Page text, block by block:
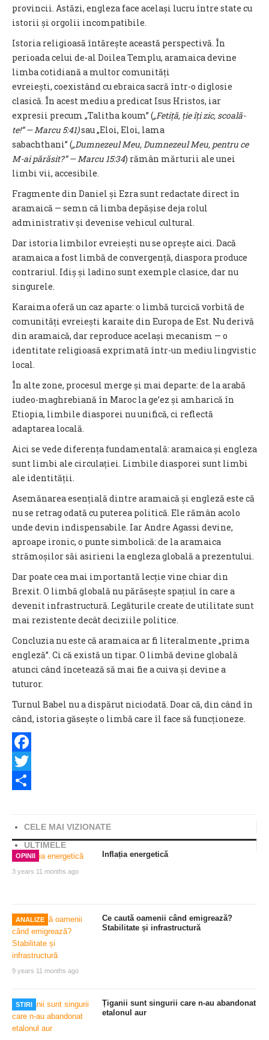
provincii. Astăzi, engleza face același lucru între state cu
istorii și orgolii incompatibile.
Istoria religioasă întărește această perspectivă. În
perioada celui de-al Doilea Templu, aramaica devine
limba cotidiană a multor comunități
evreiești, coexistând cu ebraica sacră într-o diglosie
clasică. În acest mediu a predicat Isus Hristos, iar
expresii precum „Talitha koum” („Fetiță, ție îți zic, scoală-
te!” — Marcu 5:41)sau „Eloi, Eloi, lama
sabachthani” („Dumnezeul Meu, Dumnezeul Meu, pentru ce
M-ai părăsit?” — Marcu 15:34) rămân mărturii ale unei
limbi vii, accesibile.
Fragmente din Daniel și Ezra sunt redactate direct în
aramaică — semn că limba depășise deja rolul
administrativ și devenise vehicul cultural.
Dar istoria limbilor evreiești nu se oprește aici. Dacă
aramaica a fost limbă de convergență, diaspora produce
contrariul. Idiș și ladino sunt exemple clasice, dar nu
singurele.
Karaima oferă un caz aparte: o limbă turcică vorbită de
comunități evreiești karaite din Europa de Est. Nu derivă
din aramaică, dar reproduce același mecanism — o
identitate religioasă exprimată într-un mediu lingvistic
local.
În alte zone, procesul merge și mai departe: de la arabă
iudeo-maghrebiană în Maroc la ge’ez și amharică în
Etiopia, limbile diasporei nu unifică, ci reflectă
adaptarea locală.
Aici se vede diferența fundamentală: aramaica și engleza
sunt limbi ale circulației. Limbile diasporei sunt limbi
ale identității.
Asemănarea esențială dintre aramaică și engleză este că
nu se retrag odată cu puterea politică. Ele rămân acolo
unde devin indispensabile. Iar Andre Agassi devine,
aproape ironic, o punte simbolică: de la aramaica
strămoșilor săi asirieni la engleza globală a prezentului.
Dar poate cea mai importantă lecție vine chiar din
Brexit. O limbă globală nu părăsește spațiul în care a
devenit infrastructură. Legăturile create de utilitate sunt
mai rezistente decât deciziile politice.
Concluzia nu este că aramaica ar fi literalmente „prima
engleză”. Ci că există un tipar. O limbă devine globală
atunci când încetează să mai fie a cuiva și devine a
tuturor.
Turnul Babel nu a dispărut niciodată. Doar că, din când în
când, istoria găsește o limbă care îl face să funcționeze.
Facebook
Twitter
CELE MAI VIZIONATE
ULTIMELE
OPINII
3 years 11 months ago
Inflația energetică
ANALIZE
9 years 11 months ago
Ce caută oamenii când emigrează?
Stabilitate și infrastructură
STIRI
Țiganii sunt singurii care n-au abandonat
etalonul aur